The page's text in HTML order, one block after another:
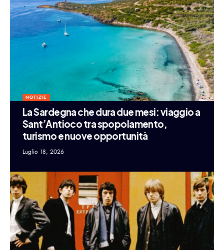
NOTIZIE
La Sardegna che dura due mesi: viaggio a
Sant’Antioco tra spopolamento,
turismo e nuove opportunità
Luglio 18, 2026